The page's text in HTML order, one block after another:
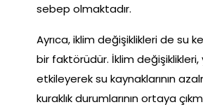
sebep olmaktadır.
Ayrıca, iklim değişiklikleri de su
bir faktörüdür. İklim değişiklikleri,
etkileyerek su kaynaklarının
kuraklık durumlarının ortaya